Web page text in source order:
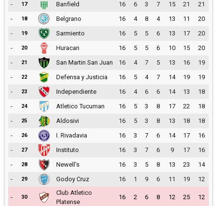
-
17 Banfield 16 6 3 7 15 21
21
-
18 Belgrano 16 4 8 4 13 11
20
-
19 Sarmiento 16 5 5 6 13 17
20
-
20 Huracan 16 5 5 6 10 15
20
-
21 San Martin San Juan 16 4 7 5 13 16
19
-
22 Defensa y Justicia 16 5 4 7 14 19
19
-
23 Independiente 16 4 6 6 14 13
18
-
24 Atletico Tucuman 16 5 3 8 17 22
18
-
25 Aldosivi 16 5 3 8 13 18
18
-
26 I. Rivadavia 16 3 7 6 14 17
16
-
27 Instituto 16 3 7 6 9 17
16
-
28 Newell's 16 3 5 8 13 23
14
-
29 Godoy Cruz 16 1 9 6 11 19 12
- 30
Club Atletico
Platense
16 2 6 8 12 25 12